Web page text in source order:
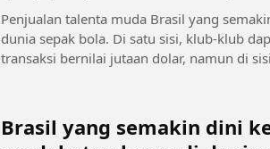
Penjualan talenta muda Brasil yang
dunia sepak bola. Di satu sisi, klub-klub
transaksi bernilai jutaan dolar, namun di
Brasil yang semakin dini